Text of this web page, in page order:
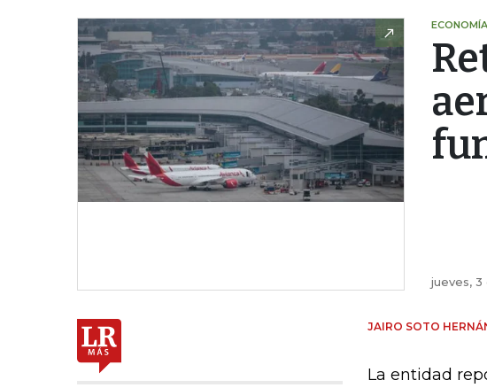
ECONOMÍA
jueves,
JAIRO SOTO
La entidad